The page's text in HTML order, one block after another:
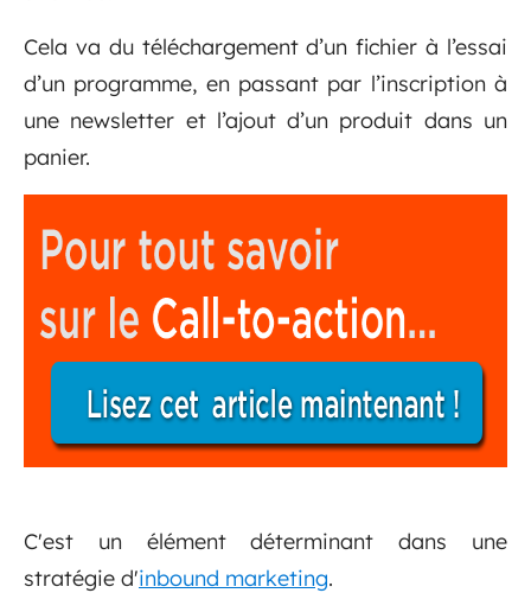
Cela va du téléchargement d’un fichier à l’essai
d’un programme, en passant par l’inscription à
une newsletter et l’ajout d’un produit dans un
panier.
C'est un élément déterminant dans une
stratégie d'inbound marketing.